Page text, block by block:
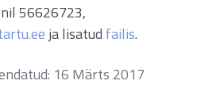
56626723,
ja lisatud failis.
16 Märts 2017